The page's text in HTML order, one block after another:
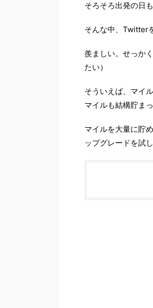
そろそろ出発の日
そんな中、Twitter
羨ましい。せっか
たい）
そういえば、マイ
マイルも結構貯ま
マイルを大量に貯
ップグレードを試